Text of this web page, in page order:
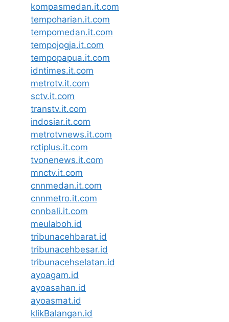
kompasmedan.it.com
tempoharian.it.com
tempomedan.it.com
tempojogja.it.com
tempopapua.it.com
idntimes.it.com
metrotv.it.com
sctv.it.com
transtv.it.com
indosiar.it.com
metrotvnews.it.com
rctiplus.it.com
tvonenews.it.com
mnctv.it.com
cnnmedan.it.com
cnnmetro.it.com
cnnbali.it.com
meulaboh.id
tribunacehbarat.id
tribunacehbesar.id
tribunacehselatan.id
ayoagam.id
ayoasahan.id
ayoasmat.id
klikBalangan.id